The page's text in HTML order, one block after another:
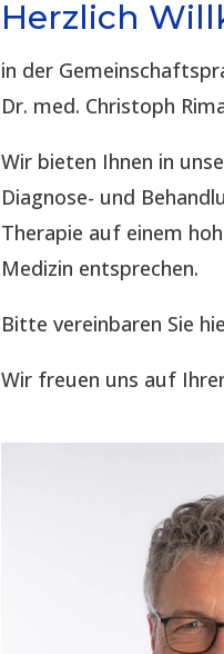
Herzlich
in der
Dr. med. Christoph
Wir bieten Ihnen in
Diagnose- und
Therapie auf einem
Medizin entsprechen.
Bitte vereinbaren Sie
Wir freuen uns auf